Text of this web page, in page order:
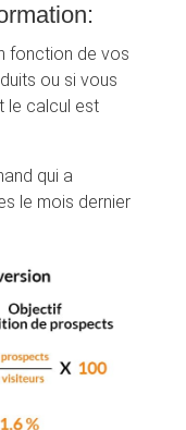
fonction de vos
ou si vous
le calcul est
qui a
le mois dernier